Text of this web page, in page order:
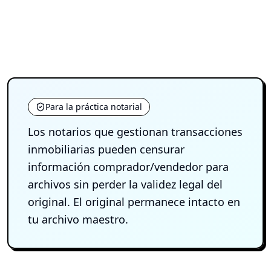
Para la práctica notarial
Los notarios que gestionan transacciones
inmobiliarias pueden censurar
información comprador/vendedor para
archivos sin perder la validez legal del
original. El original permanece intacto en
tu archivo maestro.